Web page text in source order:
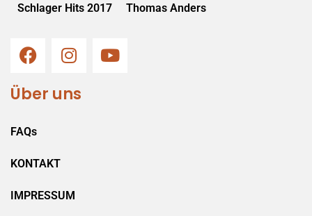
Schlager Hits 2017 Thomas Anders
Über uns
FAQs
KONTAKT
IMPRESSUM